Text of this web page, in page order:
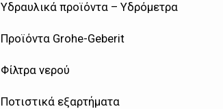
Υδραυλικά προϊόντα – Υδρόμετρα
Προϊόντα Grohe-Geberit
Φίλτρα νερού
Ποτιστικά εξαρτήματα